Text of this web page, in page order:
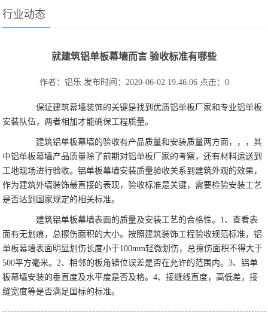
行业动态
就建筑铝单板幕墙而言 验收标准有哪些
作者：铝乐 发布时间：2020-06-02 19:46:06 点击： 0
保证建筑幕墙装饰的关键是找到优质铝单板厂家和专业铝单板
安装队伍，两者相加才能确保工程质量。
建筑铝单板幕墙的验收有产品质量和安装质量两方面，，，其
中铝单板幕墙产品质量除了前期对铝单板厂家的考察，还有材料运送到
工地现场进行验收。铝单板幕墙安装质量验收关系到建筑外观的效果，
作为建筑外墙装饰最直接的表现，验收标准是关键，需要检验安装工艺
是否达到国家规定的相关标准。
建筑铝单板幕墙表面的质量及安装工艺的合格性。1、查看表
面有无划痕，总擦伤面积的大小。按照建筑装饰工程验收规范标准，铝
单板幕墙表面明显划伤长度小于100mm轻微划伤，总擦伤面积不得大于
500平方毫米。2、相邻的板角错位误差是否在允许的范围内。3、铝单
板幕墙安装的垂直度及水平度是否及格。4、接缝线直度，高低差，接
缝宽度等是否满足国标的标准。